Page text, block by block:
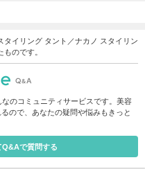
タイリング タント／ナカノ スタイリン
のです。
のコミュニティサービスです。美容
ので、あなたの疑問や悩みもきっと
Q&Aで質問する